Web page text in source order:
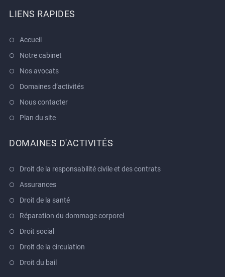
LIENS RAPIDES
Accueil
Notre cabinet
Nos avocats
Domaines d’activités
Nous contacter
Plan du site
DOMAINES D'ACTIVITÉS
Droit de la responsabilité civile et des contrats
Assurances
Droit de la santé
Réparation du dommage corporel
Droit social
Droit de la circulation
Droit du bail